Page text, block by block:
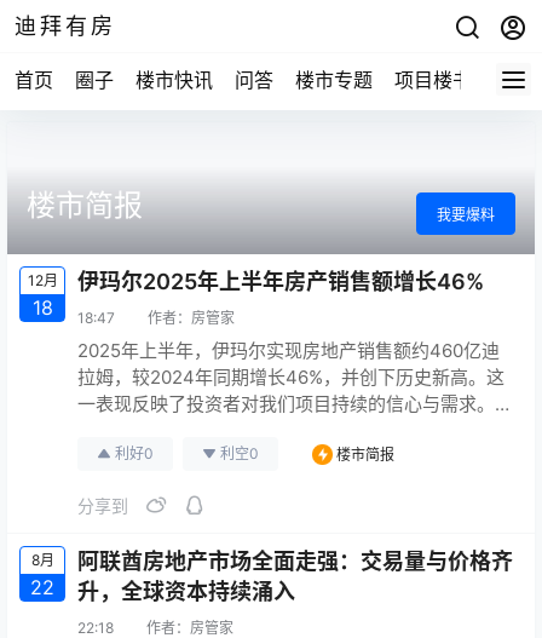
迪拜有房
首页 圈子 楼市快讯 问答 楼市专题 项目楼书
楼市简报 我要爆料
12月
18
伊玛尔2025年上半年房产销售额增长46%
18:47 作者： 房管家
2025年上半年，伊玛尔实现房地产销售额约460亿迪
拉姆，较2024年同期增长46%，并创下历史新高。这
一表现反映了投资者对我们项目持续的信心与需求。
至1463亿迪拉姆，同比增长62%，进一步巩固了公司
际业务强劲表现的推动，公司营收增至198亿迪拉姆，
利好0 利空0 楼市简报
分享到
8月
22
阿联酋房地产市场全面走强：交易量与价格齐
升，全球资本持续涌入
22:18 作者： 房管家